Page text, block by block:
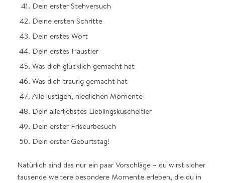
Dein erster Stehversuch
Deine ersten Schritte
Dein erstes Wort
Dein erstes Haustier
Was dich glücklich gemacht hat
Was dich traurig gemacht hat
Alle lustigen, niedlichen Momente
Dein allerliebstes Lieblingskuscheltier
Dein erster Friseurbesuch
Dein erster Geburtstag!
Natürlich sind das nur ein paar Vorschläge – du wirst sicher
tausende weitere besondere Momente erleben, die du in